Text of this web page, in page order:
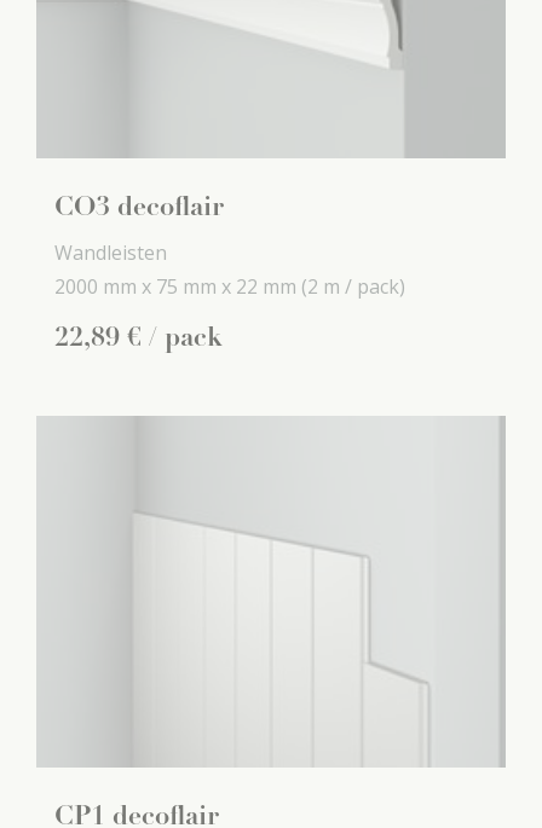
CO3 decoflair
Wandleisten
2000 mm x 75 mm x 22 mm (2 m / pack)
22,89 € / pack
CP1 decoflair